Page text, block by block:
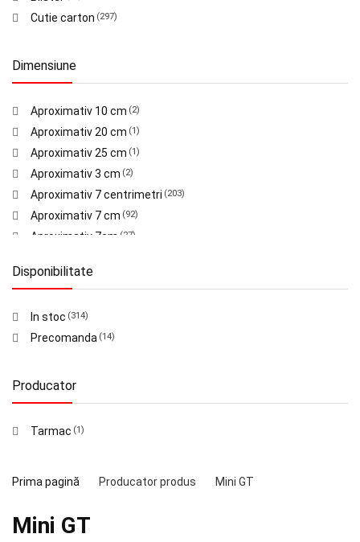
McLaren
Mercedes (8)
Nissan(74)
Porsche(14)
Range Rover (3)
Shelby(1)
Subaru(2)
Toyota(15)
Volkswagen (4)
NSX (1)
Oracle(2)
Sergio Perez
Verstappen
Western Star (1)
Cutie carton (297)
Dimensiune
Aproximativ 10 cm (2)
Aproximativ 20 cm (1)
Aproximativ 25 cm (1)
Aproximativ 3 cm (2)
Aproximativ 7 centrimetri (203)
Aproximativ 7 cm (92)
Aproximativ 7cm (27)
Disponibilitate
In stoc (314)
Precomanda (14)
Producator
Tarmac (1)
Prima pagină Producator produs Mini GT
Mini GT